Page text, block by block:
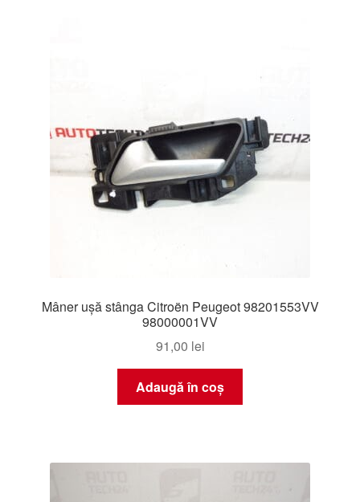
Mâner ușă stânga Citroën Peugeot 98201553VV
98000001VV
91,00 lei
Adaugă în coș